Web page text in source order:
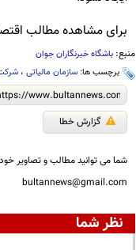
برای مشاهده مطالب
منبع: باشگاه خبرنگاران جوان
برچسب ها: سازمان مالیاتی،
گزارش خطا
شما می توانید مطالب و تصاویر
bultannews@gmail.com
نظر شما